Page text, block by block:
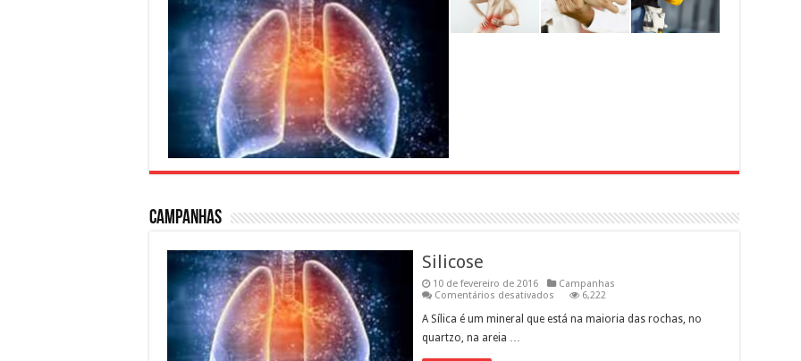
Campanhas
Silicose
10 de fevereiro de 2016
Campanhas
Comentários desativados
6,222
A Sílica é um mineral que está na maioria das rochas, no
quartzo, na areia …